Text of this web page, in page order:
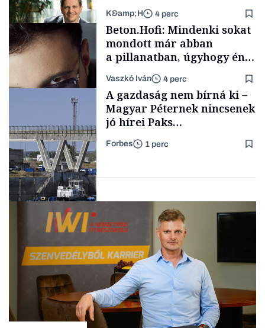
Családi
vállalkozások
TÁMOGATÓI
K&amp;H 4 perc
Forbes-sztori
Beton.Hofi: Mindenki sokat
mondott már abban
a pillanatban, úgyhogy én
a legsarkosabb
gondolataimat akartam
kimondani
Vaszkó Iván 4 perc
A gazdaság nem bírná ki –
Magyar Péternek nincsenek
jó hírei Paks
újraindításáról
Forbes 1 perc